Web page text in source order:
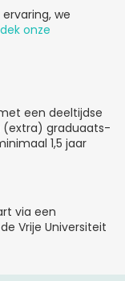
we
onze
een deeltijdse
(extra) graduaats-
1,5 jaar
via een
Vrije Universiteit